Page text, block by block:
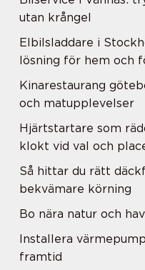
utan krångel
Elbilsladdare i
lösning för hem och
Kinarestaurang
och matupplevelser
Hjärtstartare som
klokt vid val och
Så hittar du rätt
bekvämare körning
Bo nära natur och
Installera
framtid